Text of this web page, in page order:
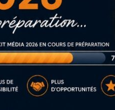
juillet 2019
juin 2019
mai 2019
avril 2019
février 2019